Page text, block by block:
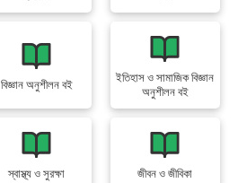
বিজ্ঞান অনুশীলন বই
ইতিহাস ও সামাজিক বিজ্ঞান
অনুশীলন বই
স্বাস্থ্য ও সুরক্ষা জীবন ও জীবিকা